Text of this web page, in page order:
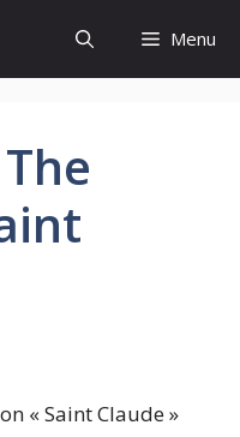
Menu
« Saint Claude »